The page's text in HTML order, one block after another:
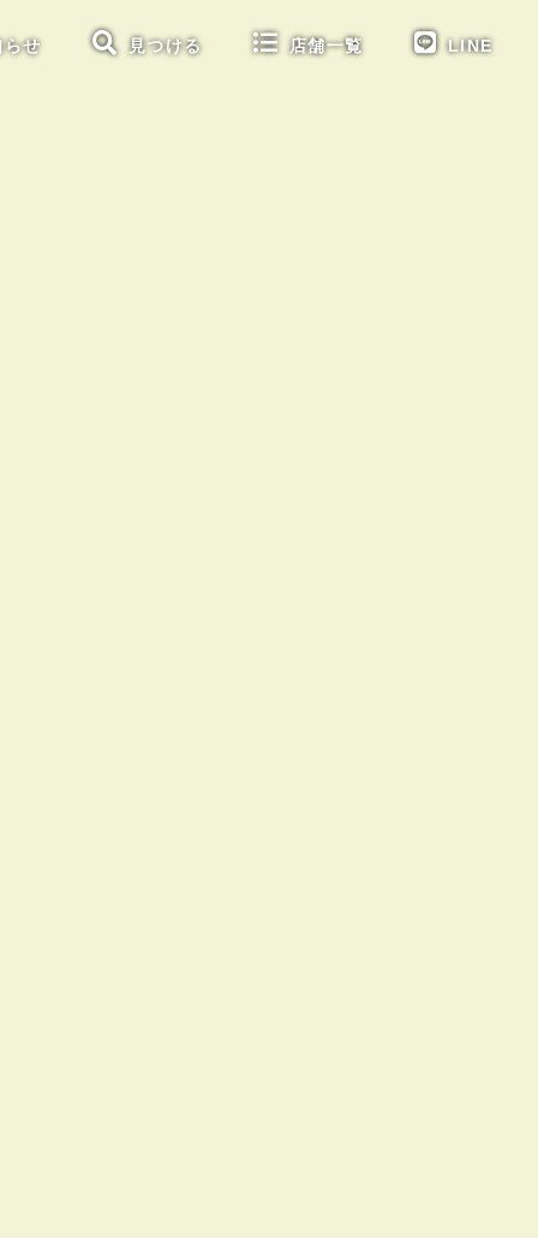
らせ 見つける 店舗一覧 LINE